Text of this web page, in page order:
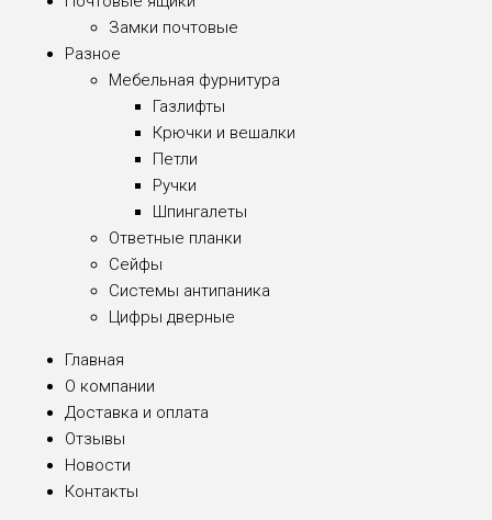
Замки почтовые
Разное
Мебельная фурнитура
Газлифты
Крючки и вешалки
Петли
Ручки
Шпингалеты
Ответные планки
Сейфы
Системы антипаника
Цифры дверные
Главная
О компании
Доставка и оплата
Отзывы
Новости
Контакты